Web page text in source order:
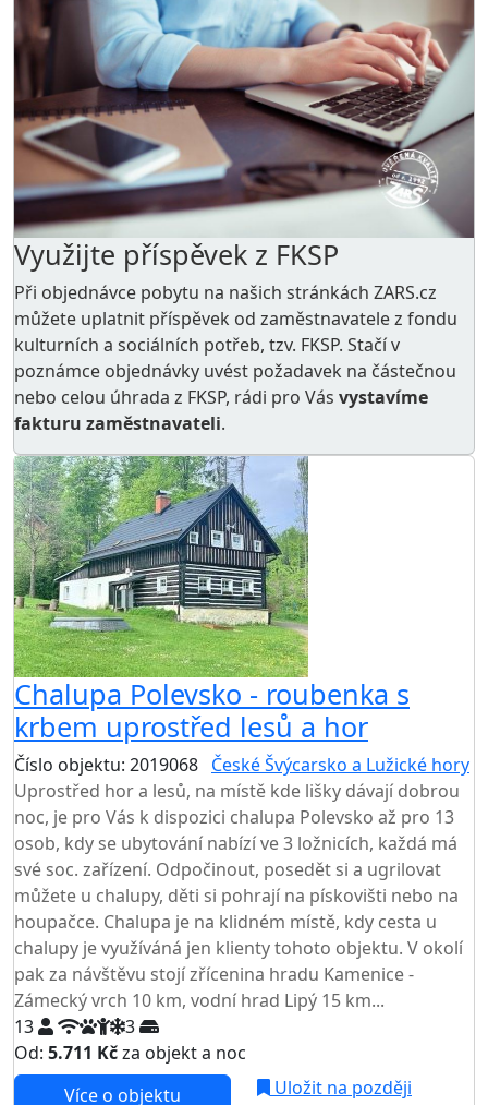
Využijte příspěvek z FKSP
Při objednávce pobytu na našich stránkách ZARS.cz
můžete uplatnit příspěvek od zaměstnavatele z fondu
kulturních a sociálních potřeb, tzv. FKSP. Stačí v
poznámce objednávky uvést požadavek na částečnou
nebo celou úhrada z FKSP, rádi pro Vás vystavíme
fakturu zaměstnavateli.
Chalupa Polevsko - roubenka s
krbem uprostřed lesů a hor
Číslo objektu: 2019068 České Švýcarsko a Lužické hory
Uprostřed hor a lesů, na místě kde lišky dávají dobrou
noc, je pro Vás k dispozici chalupa Polevsko až pro 13
osob, kdy se ubytování nabízí ve 3 ložnicích, každá má
své soc. zařízení. Odpočinout, posedět si a ugrilovat
můžete u chalupy, děti si pohrají na pískovišti nebo na
houpačce. Chalupa je na klidném místě, kdy cesta u
chalupy je využíváná jen klienty tohoto objektu. V okolí
pak za návštěvu stojí zřícenina hradu Kamenice -
Zámecký vrch 10 km, vodní hrad Lipý 15 km...
13
3
Od: 5.711 Kčza objekt a noc
Více o objektu
Uložit na později